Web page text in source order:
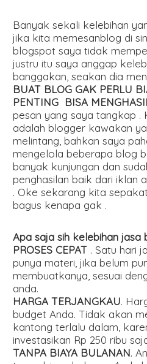
Banyak sekali kelebihan
jika kita memesanblog di
blogspot saya tidak
justru itu saya anggap
banggakan, seakan dia
BUAT BLOG GAK PERLU
PENTING BISA
pesan yang saya tangkap .
adalah blogger kawakan
melintang, bahkan saya
mengelola beberapa blog
banyak kunjungan dan
penghasilan baik dari iklan
. Oke sekarang kita
bagus kenapa gak .
Apa saja sih kelebihan jasa
PROSES CEPAT . Satu hari
punya materi, jika belum
membuatkanya, sesuai
anda.
HARGA TERJANGKAU.
budget Anda. Tidak akan
kantong terlalu dalam,
investasikan Rp 250 ribu
TANPA BIAYA BULANAN.